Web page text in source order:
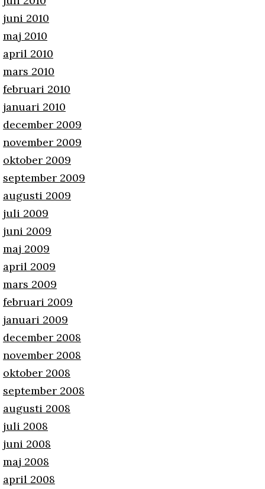
juni 2010
maj 2010
april 2010
mars 2010
februari 2010
januari 2010
december 2009
november 2009
oktober 2009
september 2009
augusti 2009
juli 2009
juni 2009
maj 2009
april 2009
mars 2009
februari 2009
januari 2009
december 2008
november 2008
oktober 2008
september 2008
augusti 2008
juli 2008
juni 2008
maj 2008
april 2008